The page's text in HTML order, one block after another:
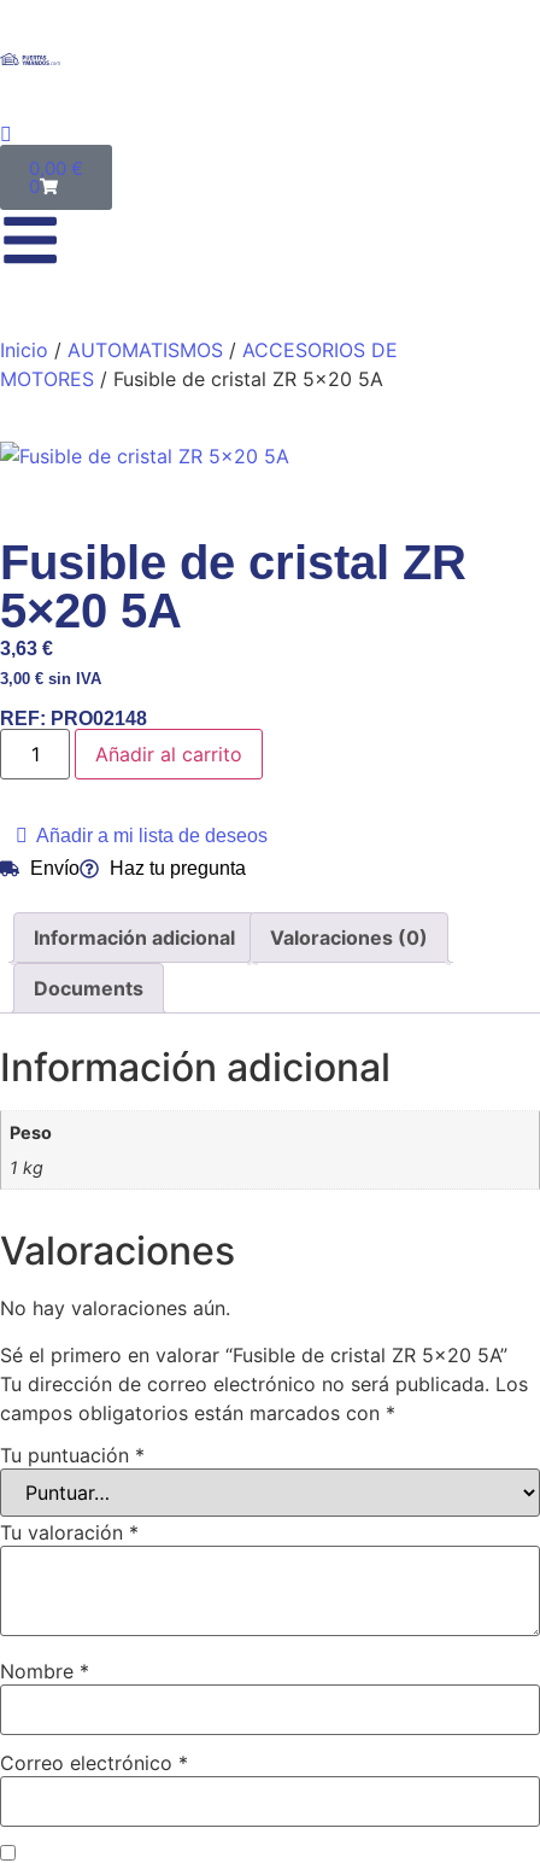
0,00 €
0
Inicio / AUTOMATISMOS / ACCESORIOS DE
MOTORES / Fusible de cristal ZR 5×20 5A
Fusible de cristal ZR
5×20 5A
3,63 €
3,00 € sin IVA
REF: PRO02148
Añadir al carrito
Añadir a mi lista de deseos
Envío
Haz tu pregunta
Información adicional Valoraciones (0)
Documents
Información adicional
Peso
1 kg
Valoraciones
No hay valoraciones aún.
Sé el primero en valorar “Fusible de cristal ZR 5×20 5A”
Tu dirección de correo electrónico no será publicada. Los
campos obligatorios están marcados con *
Tu puntuación *
Tu valoración *
Nombre *
Correo electrónico *